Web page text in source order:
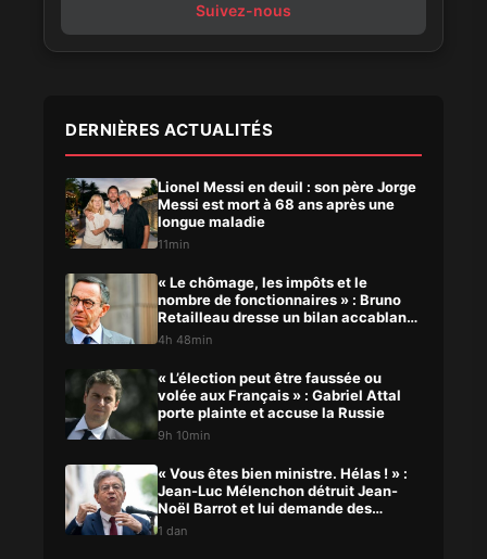
Suivez-nous
DERNIÈRES ACTUALITÉS
Lionel Messi en deuil : son père Jorge
Messi est mort à 68 ans après une
longue maladie
11min
« Le chômage, les impôts et le
nombre de fonctionnaires » : Bruno
Retailleau dresse un bilan accablant
du macronisme
4h 48min
« L’élection peut être faussée ou
volée aux Français » : Gabriel Attal
porte plainte et accuse la Russie
9h 10min
« Vous êtes bien ministre. Hélas ! » :
Jean-Luc Mélenchon détruit Jean-
Noël Barrot et lui demande des
comptes
1 dan